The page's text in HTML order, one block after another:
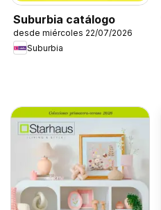
Suburbia catálogo
desde miércoles 22/07/2026
Suburbia